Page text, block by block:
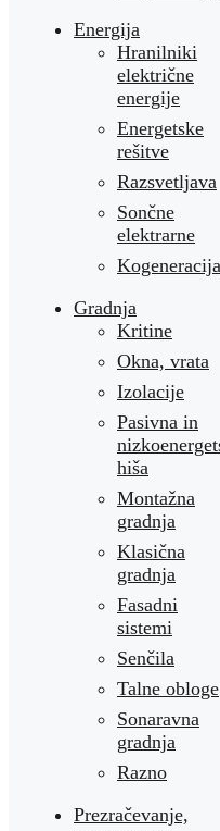
Energija
Hranilniki
električne
energije
Energetske
rešitve
Razsvetljava
Sončne
elektrarne
Kogeneracija
Gradnja
Kritine
Okna, vrata
Izolacije
Pasivna in
hiša
Montažna
gradnja
Klasična
gradnja
Fasadni
sistemi
Senčila
Talne obloge
Sonaravna
gradnja
Razno
Prezračevanje,